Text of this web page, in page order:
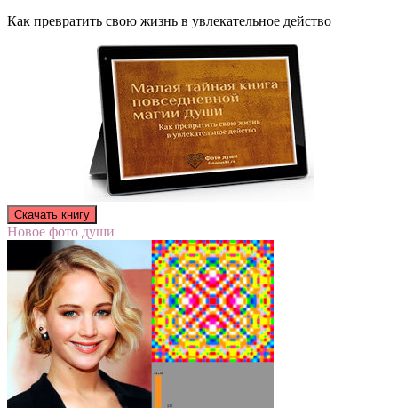
Как превратить свою жизнь в увлекательное действо
Новое фото души